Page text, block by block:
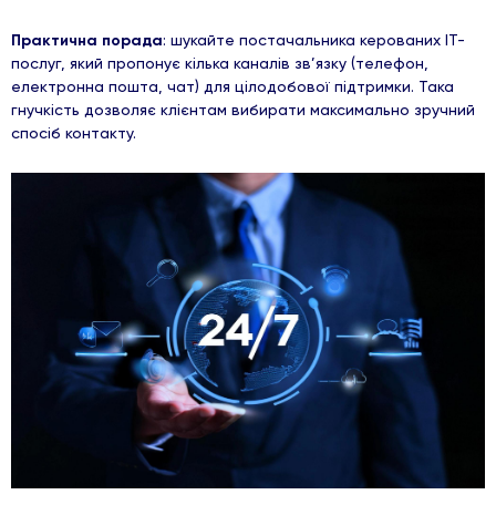
Практична порада: шукайте постачальника керованих ІТ-
послуг, який пропонує кілька каналів зв’язку (телефон,
електронна пошта, чат) для цілодобової підтримки. Така
гнучкість дозволяє клієнтам вибирати максимально зручний
спосіб контакту.